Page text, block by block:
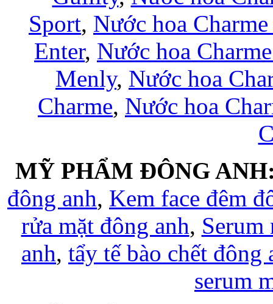
Sport, Nước hoa
Enter, Nước hoa
Menly, Nước hoa
Charme, Nước hoa
MỸ PHẨM ĐÔNG
đông anh, Kem face đêm
rửa mặt đông anh, Serum
anh, tẩy tế bào chết đông
serum